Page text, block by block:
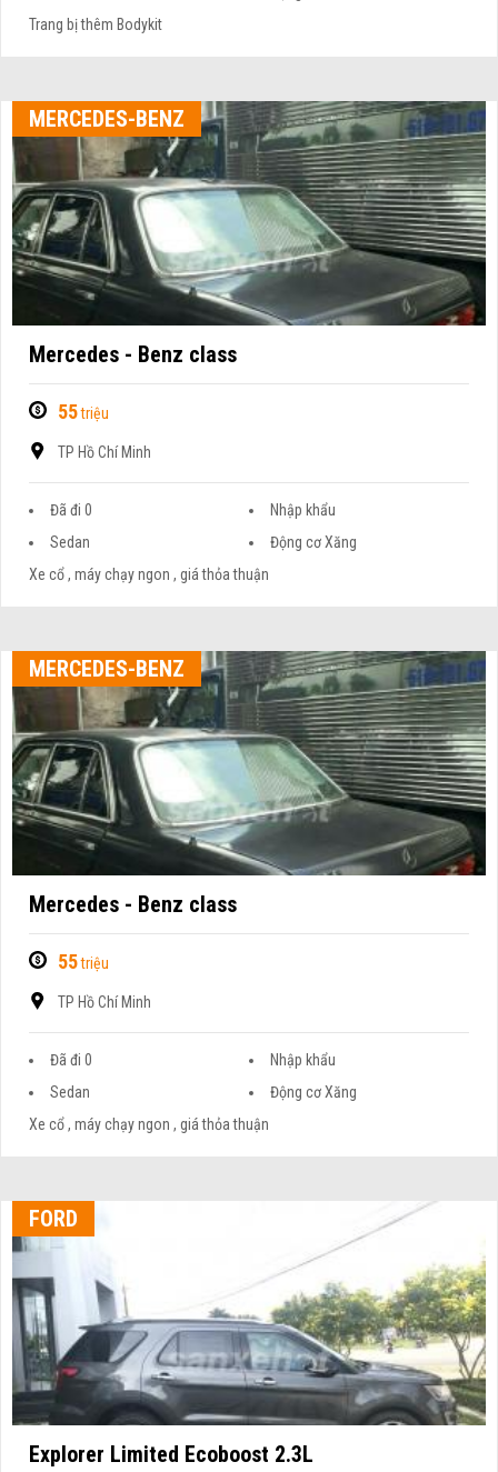
Trang bị thêm Bodykit
MERCEDES-BENZ
Mercedes - Benz class
55triệu
TP Hồ Chí Minh
Đã đi 0
Nhập khẩu
Sedan
Động cơ Xăng
Xe cổ , máy chạy ngon , giá thỏa thuận
MERCEDES-BENZ
Mercedes - Benz class
55triệu
TP Hồ Chí Minh
Đã đi 0
Nhập khẩu
Sedan
Động cơ Xăng
Xe cổ , máy chạy ngon , giá thỏa thuận
FORD
Explorer Limited Ecoboost 2.3L